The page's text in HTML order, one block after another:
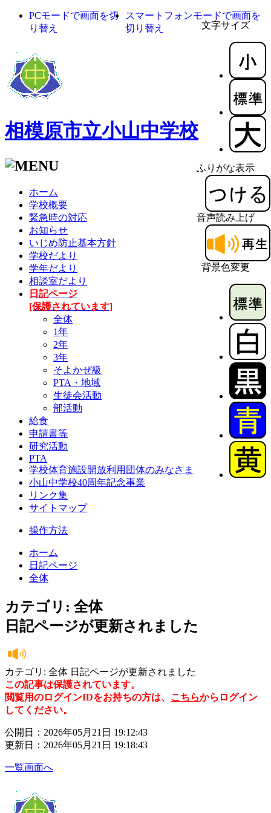
文字サイズ
ふりがな表示
音声読み上げ
背景色変更
PCモードで画面を切
り替え
スマートフォンモードで画面を
切り替え
相模原市立小山中学校
ホーム
学校概要
緊急時の対応
お知らせ
いじめ防止基本方針
学校だより
学年だより
相談室だより
日記ページ
[保護されています]
全体
1年
2年
3年
そよかぜ級
PTA・地域
生徒会活動
部活動
給食
申請書等
研究活動
PTA
学校体育施設開放利用団体のみなさま
小山中学校40周年記念事業
リンク集
サイトマップ
操作方法
ホーム
日記ページ
全体
カテゴリ: 全体
日記ページが更新されました
カテゴリ: 全体 日記ページが更新されました
この記事は保護されています。
閲覧用のログインIDをお持ちの方は、 こちらからログイン
してください。
公開日：2026年05月21日 19:12:43
更新日：2026年05月21日 19:18:43
一覧画面へ